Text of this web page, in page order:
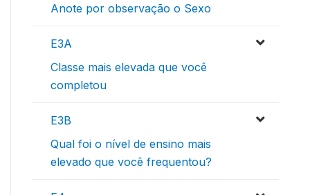
Anote por observação o Sexo
E3A
Classe mais elevada que você
completou
E3B
Qual foi o nível de ensino mais
elevado que você frequentou?